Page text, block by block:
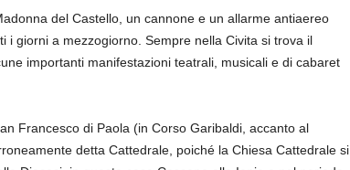
del Castello, un cannone e un allarme antiaereo
i giorni a mezzogiorno. Sempre nella Civita si trova il
importanti manifestazioni teatrali, musicali e di cabaret
Francesco di Paola (in Corso Garibaldi, accanto al
detta Cattedrale, poiché la Chiesa Cattedrale si